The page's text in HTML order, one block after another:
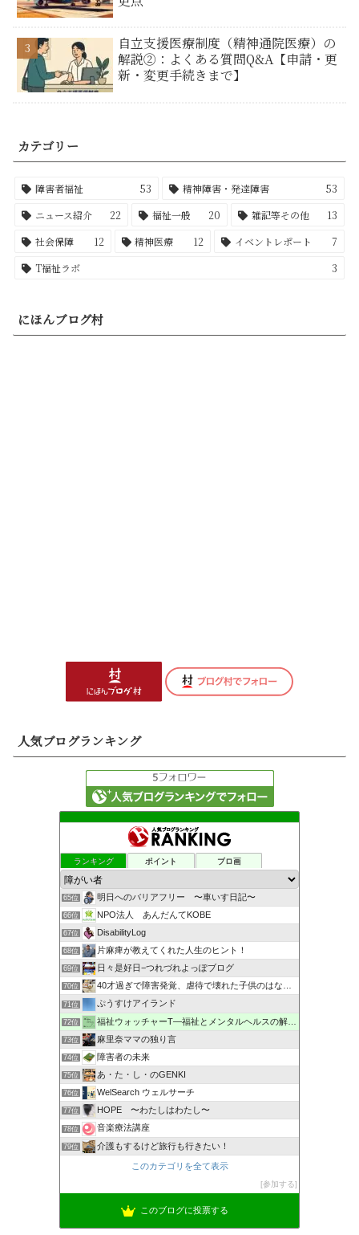
自立支援医療制度（精神通院医療）の
解説②：よくある質問Q&A【申請・更
新・変更手続きまで】
カテゴリー
障害者福祉 53 精神障害・発達障害
53
ニュース紹介
22 福祉一般 20 雑記等その他
13
社会保障
12 精神医療 12 イベントレポート
7
T福祉ラボ
3
にほんブログ村
人気ブログランキング
ランキング ポイント ブロ画
65位 明日へのバリアフリー 〜車いす日記〜
66位 NPO法人 あんだんてKOBE
67位 DisabilityLog
68位 片麻痺が教えてくれた人生のヒント！
69位 日々是好日−つれづれよっぽブログ
70位 40才過ぎで障害発覚、虐待で壊れた子供のはなし。
71位 ぷうすけアイランド
72位 福祉ウォッチャーT―福祉とメンタルヘルスの解説・研究ブログ
73位 麻里奈ママの独り言
74位 障害者の未来
75位 あ・た・し・のGENKI
76位 WelSearch ウェルサーチ
77位 HOPE 〜わたしはわたし〜
78位 音楽療法講座
79位 介護もするけど旅行も行きたい！
このカテゴリを全て表示
参加する
このブログに投票する